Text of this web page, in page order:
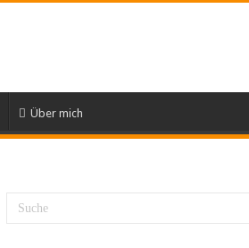
Über mich